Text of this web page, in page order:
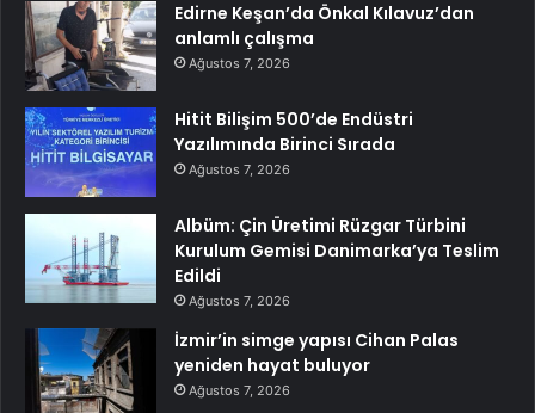
Edirne Keşan’da Önkal Kılavuz’dan
anlamlı çalışma
Ağustos 7, 2026
Hitit Bilişim 500’de Endüstri
Yazılımında Birinci Sırada
Ağustos 7, 2026
Albüm: Çin Üretimi Rüzgar Türbini
Kurulum Gemisi Danimarka’ya Teslim
Edildi
Ağustos 7, 2026
İzmir’in simge yapısı Cihan Palas
yeniden hayat buluyor
Ağustos 7, 2026